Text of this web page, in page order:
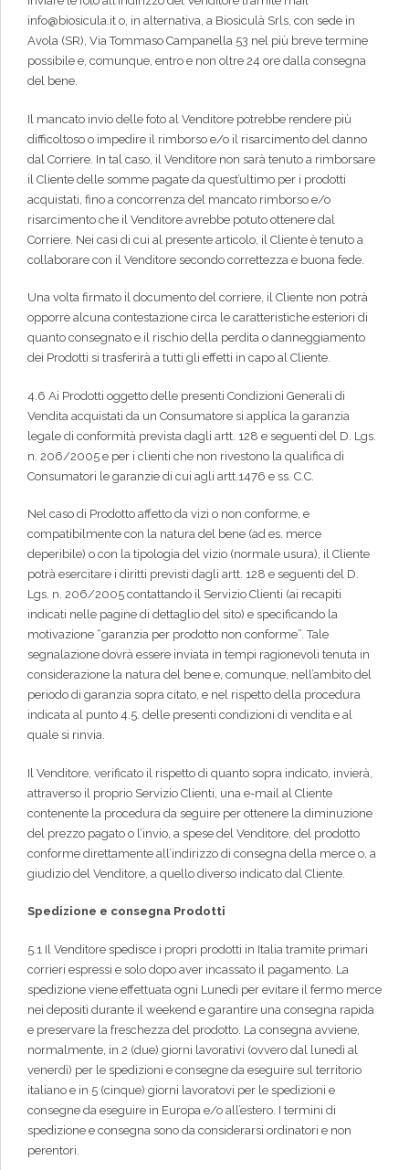
info@biosicula.it o, in alternativa, a Biosiculà Srls, con sede in
Avola (SR), Via Tommaso Campanella 53 nel più breve termine
possibile e, comunque, entro e non oltre 24 ore dalla consegna
del bene.
Il mancato invio delle foto al Venditore potrebbe rendere più
difficoltoso o impedire il rimborso e/o il risarcimento del danno
dal Corriere. In tal caso, il Venditore non sarà tenuto a rimborsare
il Cliente delle somme pagate da quest’ultimo per i prodotti
acquistati, fino a concorrenza del mancato rimborso e/o
risarcimento che il Venditore avrebbe potuto ottenere dal
Corriere. Nei casi di cui al presente articolo, il Cliente è tenuto a
collaborare con il Venditore secondo correttezza e buona fede.
Una volta firmato il documento del corriere, il Cliente non potrà
opporre alcuna contestazione circa le caratteristiche esteriori di
quanto consegnato e il rischio della perdita o danneggiamento
dei Prodotti si trasferirà a tutti gli effetti in capo al Cliente.
4.6 Ai Prodotti oggetto delle presenti Condizioni Generali di
Vendita acquistati da un Consumatore si applica la garanzia
legale di conformità prevista dagli artt. 128 e seguenti del D. Lgs.
n. 206/2005 e per i clienti che non rivestono la qualifica di
Consumatori le garanzie di cui agli artt.1476 e ss. C.C.
Nel caso di Prodotto affetto da vizi o non conforme, e
compatibilmente con la natura del bene (ad es. merce
deperibile) o con la tipologia del vizio (normale usura), il Cliente
potrà esercitare i diritti previsti dagli artt. 128 e seguenti del D.
Lgs. n. 206/2005 contattando il Servizio Clienti (ai recapiti
indicati nelle pagine di dettaglio del sito) e specificando la
motivazione “garanzia per prodotto non conforme”. Tale
segnalazione dovrà essere inviata in tempi ragionevoli tenuta in
considerazione la natura del bene e, comunque, nell’ambito del
periodo di garanzia sopra citato, e nel rispetto della procedura
indicata al punto 4.5. delle presenti condizioni di vendita e al
quale si rinvia.
Il Venditore, verificato il rispetto di quanto sopra indicato, invierà,
attraverso il proprio Servizio Clienti, una e-mail al Cliente
contenente la procedura da seguire per ottenere la diminuzione
del prezzo pagato o l’invio, a spese del Venditore, del prodotto
conforme direttamente all’indirizzo di consegna della merce o, a
giudizio del Venditore, a quello diverso indicato dal Cliente.
Spedizione e consegna Prodotti
5.1 Il Venditore spedisce i propri prodotti in Italia tramite primari
corrieri espressi e solo dopo aver incassato il pagamento. La
spedizione viene effettuata ogni Lunedì per evitare il fermo merce
nei depositi durante il weekend e garantire una consegna rapida
e preservare la freschezza del prodotto. La consegna avviene,
normalmente, in 2 (due) giorni lavorativi (ovvero dal lunedì al
venerdì) per le spedizioni e consegne da eseguire sul territorio
italiano e in 5 (cinque) giorni lavoratovi per le spedizioni e
consegne da eseguire in Europa e/o all’estero. I termini di
spedizione e consegna sono da considerarsi ordinatori e non
perentori.